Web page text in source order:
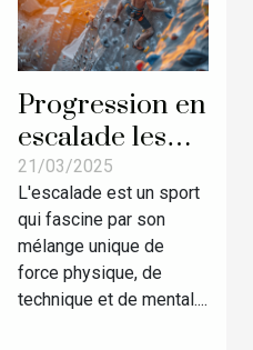
Progression en
escalade les
techniques
d'entraînement
pour
grimpeurs
intermédiaires
21/03/2025
L'escalade est un sport
qui fascine par son
mélange unique de
force physique, de
technique et de mental....